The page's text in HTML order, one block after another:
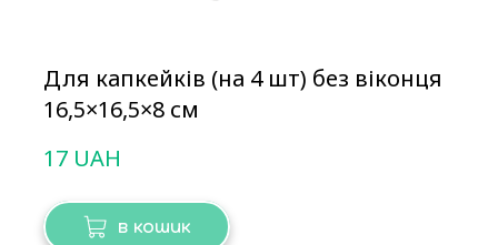
Для капкейків (на 4 шт) без віконця
16,5×16,5×8 см
17 UAH
в кошик